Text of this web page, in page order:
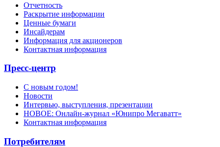
Отчетность
Раскрытие информации
Ценные бумаги
Инсайдерам
Информация для акционеров
Контактная информация
Пресс-центр
С новым годом!
Новости
Интервью, выступления, презентации
НОВОЕ: Онлайн-журнал «Юнипро Мегаватт»
Контактная информация
Потребителям